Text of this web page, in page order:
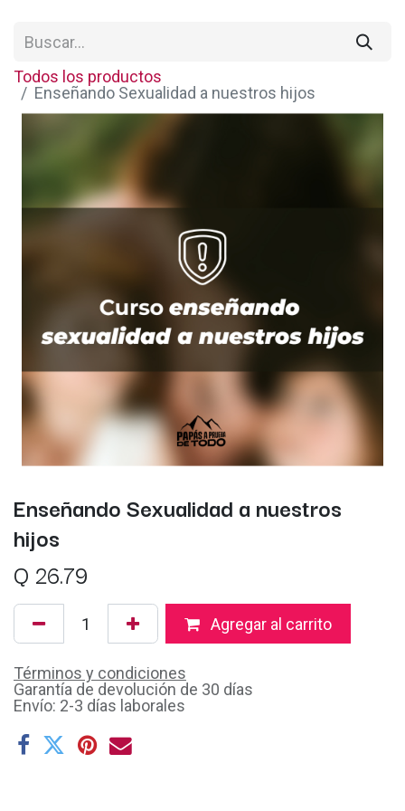
Todos los productos
Enseñando Sexualidad a nuestros hijos
Enseñando Sexualidad a nuestros
hijos
Q 26.79
Agregar al carrito
Términos y condiciones
Garantía de devolución de 30 días
Envío: 2-3 días laborales